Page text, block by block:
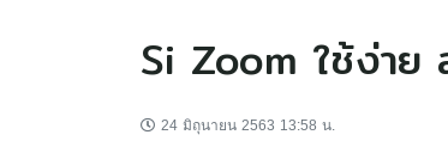
Si Zoom ใช้ง่าย
24 มิถุนายน 2563 13:58 น.